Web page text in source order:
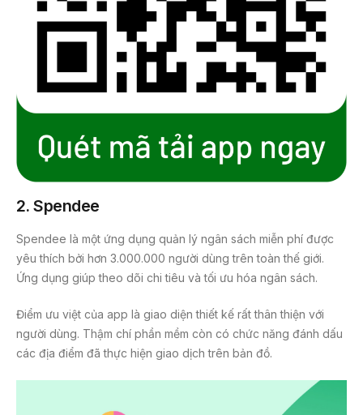
2. Spendee
Spendee là một ứng dụng quản lý ngân sách miễn phí được
yêu thích bởi hơn 3.000.000 người dùng trên toàn thế giới.
Ứng dụng giúp theo dõi chi tiêu và tối ưu hóa ngân sách.
Điểm ưu việt của app là giao diện thiết kế rất thân thiện với
người dùng. Thậm chí phần mềm còn có chức năng đánh dấu
các địa điểm đã thực hiện giao dịch trên bản đồ.